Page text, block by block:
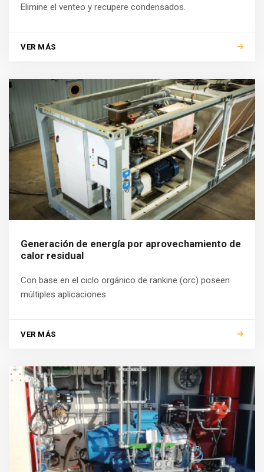
Elimine el venteo y recupere condensados.
VER MÁS
Generación de energía por aprovechamiento de
calor residual
Con base en el ciclo orgánico de rankine (orc) poseen
múltiples aplicaciones
VER MÁS